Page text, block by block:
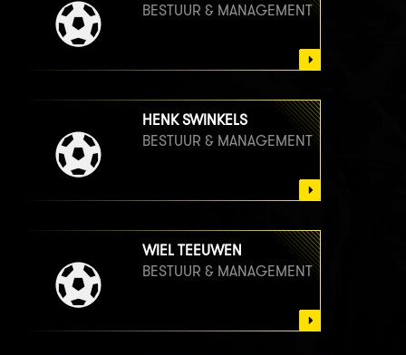
BESTUUR & MANAGEMENT
HENK SWINKELS
BESTUUR & MANAGEMENT
WIEL TEEUWEN
BESTUUR & MANAGEMENT